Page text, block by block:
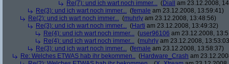
Re(7): und ich wart noch immer... (Diall
am 23.12.2008,
Re(3): und ich wart noch immer... (female am 23.12.2008, 13:59:41)
Re(2): und ich wart noch immer... (muhrly am 23.12.2008, 13:48:56)
Re(3): und ich wart noch immer... (Harti am 23.12.2008, 13:49:32)
Re(4): und ich wart noch immer... (user96106 am 23.12.2008,
Re(4): und ich wart noch immer... (muhrly am 23.12.2008,
Re(3): und ich wart noch immer... (female am 23.12.2008, 13:58:37)
Re: Welches ETWAS hab ihr bekommen.. (Hardware_Crash am